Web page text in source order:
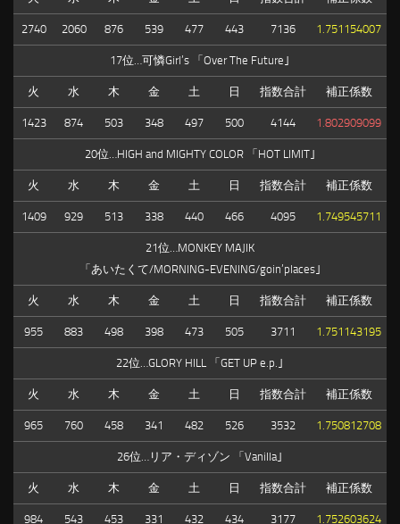
2740 2060 876 539 477 443 7136 1.751154007
17位…可憐Girl’s 「Over The Future｣
火 水 木 金 土 日 指数合計 補正係数
1423 874 503 348 497 500 4144 1.802909099
20位…HIGH and MIGHTY COLOR 「HOT LIMIT｣
火 水 木 金 土 日 指数合計 補正係数
1409 929 513 338 440 466 4095 1.749545711
21位…MONKEY MAJIK
「あいたくて/MORNING-EVENING/goin’places｣
火 水 木 金 土 日 指数合計 補正係数
955 883 498 398 473 505 3711 1.751143195
22位…GLORY HILL 「GET UP e.p.｣
火 水 木 金 土 日 指数合計 補正係数
965 760 458 341 482 526 3532 1.750812708
26位…リア・ディゾン 「Vanilla｣
火 水 木 金 土 日 指数合計 補正係数
984 543 453 331 432 434 3177 1.752603624